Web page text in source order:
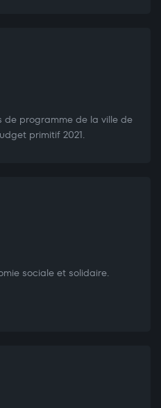
programme de la ville de
primitif 2021.
sociale et solidaire.